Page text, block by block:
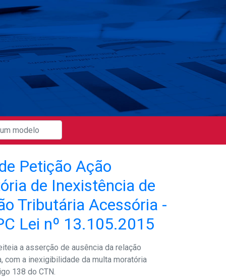
Petição Ação
de Inexistência de
Tributária Acessória -
Lei nº 13.105.2015
a asserção de ausência da relação
com a inexigibilidade da multa moratória
138 do CTN.